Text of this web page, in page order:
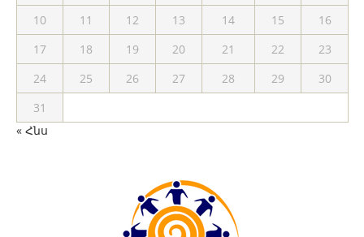
10
11 12 13 14 15
16
17
18 19 20 21 22
23
24
25 26 27 28 29
30
31
« Հնս